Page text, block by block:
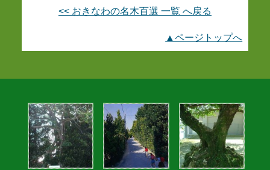
<< おきなわの名木百選 一覧 へ戻る
▲ページトップへ